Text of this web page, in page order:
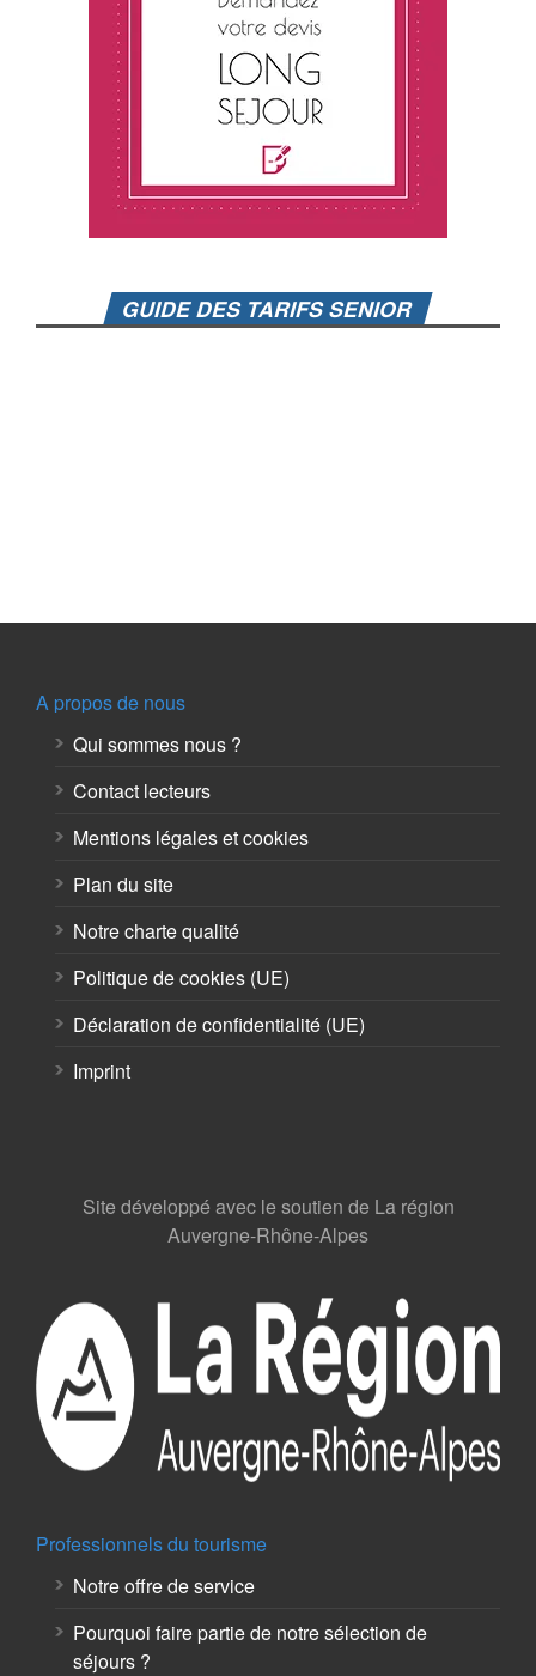
GUIDE DES TARIFS SENIOR
A propos de nous
Qui sommes nous ?
Contact lecteurs
Mentions légales et cookies
Plan du site
Notre charte qualité
Politique de cookies (UE)
Déclaration de confidentialité (UE)
Imprint
Site développé avec le soutien de La région
Auvergne-Rhône-Alpes
Professionnels du tourisme
Notre offre de service
Pourquoi faire partie de notre sélection de
séjours ?